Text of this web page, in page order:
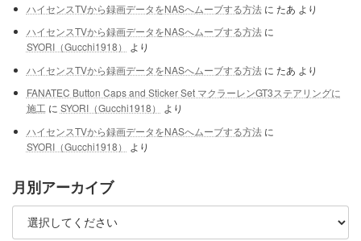
ハイセンスTVから録画データをNASへムーブする方法に たあ より
ハイセンスTVから録画データをNASへムーブする方法に
SYORI（Gucchi1918）
より
ハイセンスTVから録画データをNASへムーブする方法に たあ より
FANATEC Button Caps and Sticker Set マクラーレンGT3ステアリングに
施工に SYORI（Gucchi1918）
より
ハイセンスTVから録画データをNASへムーブする方法に
SYORI（Gucchi1918）
より
月別アーカイブ